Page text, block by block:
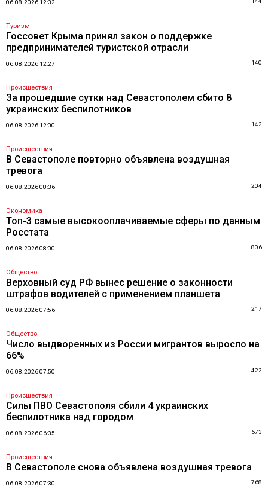
06.08.2026 12:32
Туризм
Госсовет Крыма принял закон о поддержке
предпринимателей туристской отрасли
06.08.2026 12:27 140
Происшествия
За прошедшие сутки над Севастополем сбито 8
украинских беспилотников
06.08.2026 12:00 142
Происшествия
В Севастополе повторно объявлена воздушная
тревога
06.08.2026 08:36 204
Экономика
Топ-3 самые высокооплачиваемые сферы по данным
Росстата
06.08.2026 08:00 806
Общество
Верховный суд РФ вынес решение о законности
штрафов водителей с применением планшета
06.08.2026 07:56 217
Общество
Число выдворенных из России мигрантов выросло на
66%
06.08.2026 07:50 422
Происшествия
Силы ПВО Севастополя сбили 4 украинских
беспилотника над городом
06.08.2026 06:35 673
Происшествия
В Севастополе снова объявлена воздушная тревога
06.08.2026 07:30 768